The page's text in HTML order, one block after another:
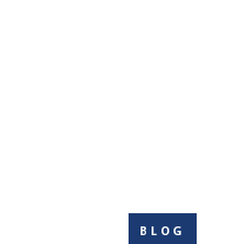
BLOG